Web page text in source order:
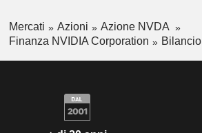
Mercati Azioni
Azione NVDA
Finanza NVIDIA Corporation
Bilancio